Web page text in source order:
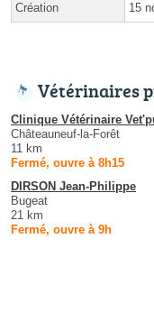
Création 15
Vétérinaires
Clinique Vétérinaire
Châteauneuf-la-Forêt
11 km
Fermé, ouvre à 8h15
DIRSON Jean-Philippe
Bugeat
21 km
Fermé, ouvre à 9h